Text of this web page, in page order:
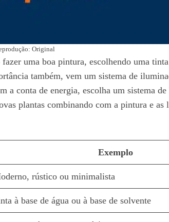
Original
uma boa pintura, escolhendo uma
também, vem um sistema de
a conta de energia, escolha um sistema
plantas combinando com a pintura e as
Exemplo
rústico ou minimalista
à base de água ou à base de solvente